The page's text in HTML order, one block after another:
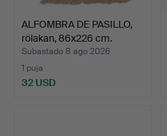
ALFOMBRA DE PASILLO,
rölakan, 86x226 cm.
Subastado 8 ago 2026
1 puja
32 USD